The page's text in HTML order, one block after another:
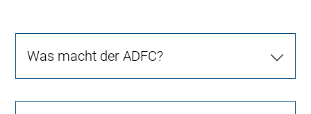
Was macht der ADFC?